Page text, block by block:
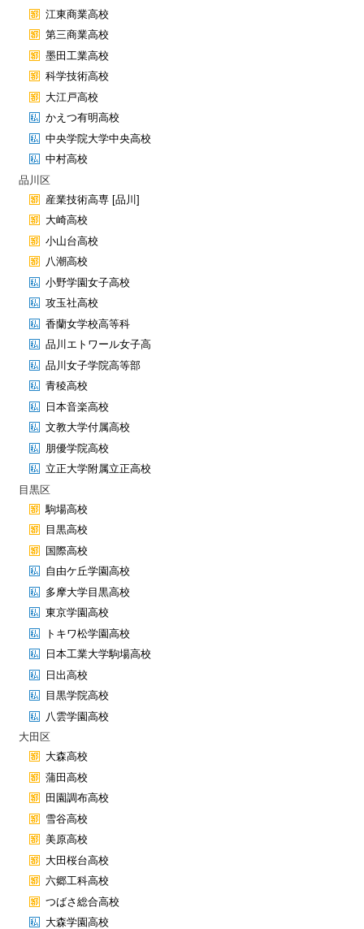
江東商業高校
第三商業高校
墨田工業高校
科学技術高校
大江戸高校
かえつ有明高校
中央学院大学中央高校
中村高校
品川区
産業技術高専 [品川]
大崎高校
小山台高校
八潮高校
小野学園女子高校
攻玉社高校
香蘭女学校高等科
品川エトワール女子高
品川女子学院高等部
青稜高校
日本音楽高校
文教大学付属高校
朋優学院高校
立正大学附属立正高校
目黒区
駒場高校
目黒高校
国際高校
自由ケ丘学園高校
多摩大学目黒高校
東京学園高校
トキワ松学園高校
日本工業大学駒場高校
日出高校
目黒学院高校
八雲学園高校
大田区
大森高校
蒲田高校
田園調布高校
雪谷高校
美原高校
大田桜台高校
六郷工科高校
つばさ総合高校
大森学園高校